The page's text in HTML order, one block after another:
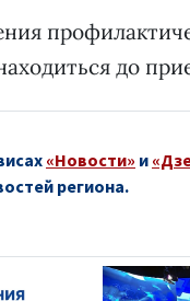
до
«Новости» и
региона.